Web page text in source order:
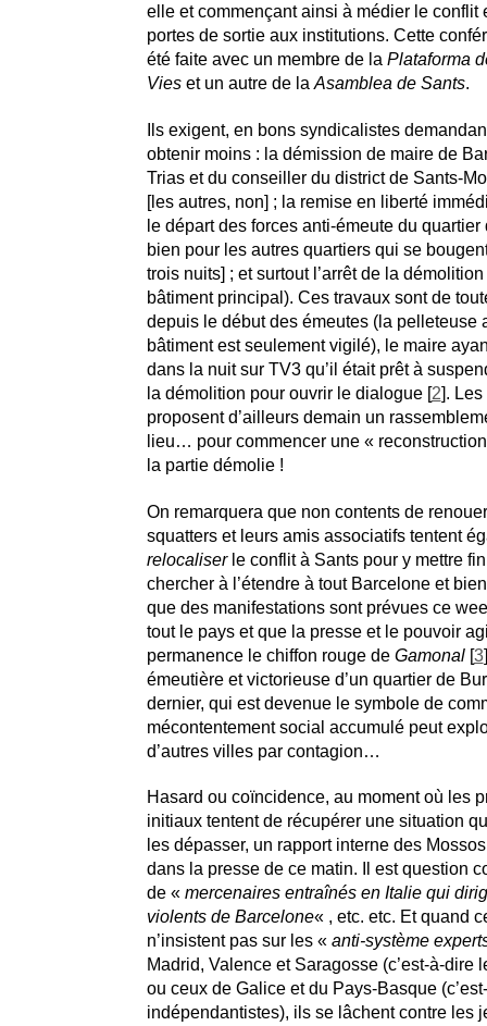
elle et commençant ainsi à médier le conflit
portes de sortie aux institutions. Cette
été faite avec un membre de la Plataforma
Vieset un autre de la Asamblea de Sants.
Ils exigent, en bons syndicalistes
obtenir moins : la démission de maire de
Trias et du conseiller du district de Sants-
[les autres, non] ; la remise en liberté
le départ des forces anti-émeute du quartier
bien pour les autres quartiers qui se
trois nuits] ; et surtout l’arrêt de la
bâtiment principal). Ces travaux sont de
depuis le début des émeutes (la pelleteuse
bâtiment est seulement vigilé), le maire
dans la nuit sur TV3 qu’il était prêt à
la démolition pour ouvrir le dialogue [2]. Les
proposent d’ailleurs demain un
lieu… pour commencer une «
la partie démolie !
On remarquera que non contents de
squatters et leurs amis associatifs tentent
relocaliserle conflit à Sants pour y mettre
chercher à l’étendre à tout Barcelone et
que des manifestations sont prévues ce
tout le pays et que la presse et le pouvoir
permanence le chiffon rouge de Gamonal[3
émeutière et victorieuse d’un quartier de
dernier, qui est devenue le symbole de
mécontentement social accumulé peut
d’autres villes par contagion…
Hasard ou coïncidence, au moment où les
initiaux tentent de récupérer une situation
les dépasser, un rapport interne des
dans la presse de ce matin. Il est question
de « mercenaires entraînés en Italie qui
violents de Barcelone« , etc. etc. Et quand
n’insistent pas sur les « anti-système
Madrid, Valence et Saragosse (c’est-à-dire
ou ceux de Galice et du Pays-Basque
indépendantistes), ils se lâchent contre les